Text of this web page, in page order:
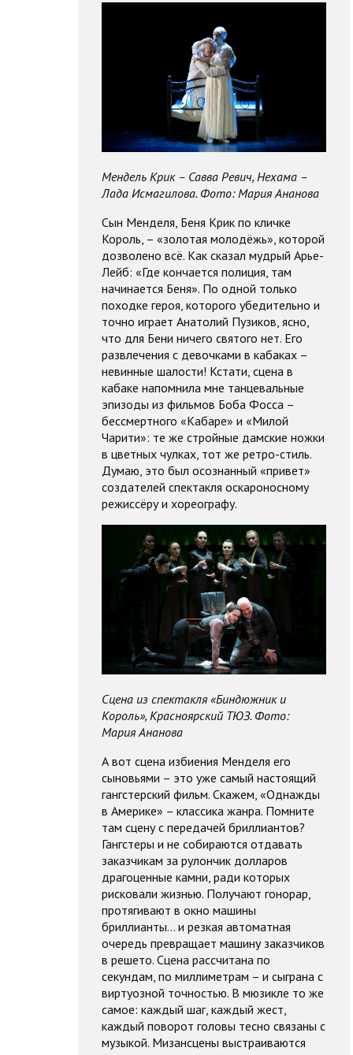
Мендель Крик – Савва Ревич, Нехама –
Лада Исмагилова. Фото: Мария Ананова
Сын Менделя, Беня Крик по кличке
Король, – «золотая молодёжь», которой
дозволено всё. Как сказал мудрый Арье-
Лейб: «Где кончается полиция, там
начинается Беня». По одной только
походке героя, которого убедительно и
точно играет Анатолий Пузиков, ясно,
что для Бени ничего святого нет. Его
развлечения с девочками в кабаках –
невинные шалости! Кстати, сцена в
кабаке напомнила мне танцевальные
эпизоды из фильмов Боба Фосса –
бессмертного «Кабаре» и «Милой
Чарити»: те же стройные дамские ножки
в цветных чулках, тот же ретро-стиль.
Думаю, это был осознанный «привет»
создателей спектакля оскароносному
режиссёру и хореографу.
Сцена из спектакля «Биндюжник и
Король», Красноярский ТЮЗ. Фото:
Мария Ананова
А вот сцена избиения Менделя его
сыновьями – это уже самый настоящий
гангстерский фильм. Скажем, «Однажды
в Америке» – классика жанра. Помните
там сцену с передачей бриллиантов?
Гангстеры и не собираются отдавать
заказчикам за рулончик долларов
драгоценные камни, ради которых
рисковали жизнью. Получают гонорар,
протягивают в окно машины
бриллианты… и резкая автоматная
очередь превращает машину заказчиков
в решето. Сцена рассчитана по
секундам, по миллиметрам – и сыграна с
виртуозной точностью. В мюзикле то же
самое: каждый шаг, каждый жест,
каждый поворот головы тесно связаны с
музыкой. Мизансцены выстраиваются